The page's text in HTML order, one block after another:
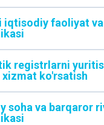
iqtisodiy faoliyat
registrlarni
ko'rsatish
soha va barqaror